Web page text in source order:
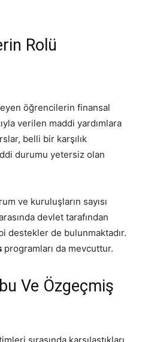
Rolü
öğrencilerin finansal
verilen maddi yardımlara
belli bir karşılık
durumu yetersiz olan
ve kuruluşların sayısı
devlet tarafından
destekler de bulunmaktadır.
programları da mevcuttur.
Ve Özgeçmiş